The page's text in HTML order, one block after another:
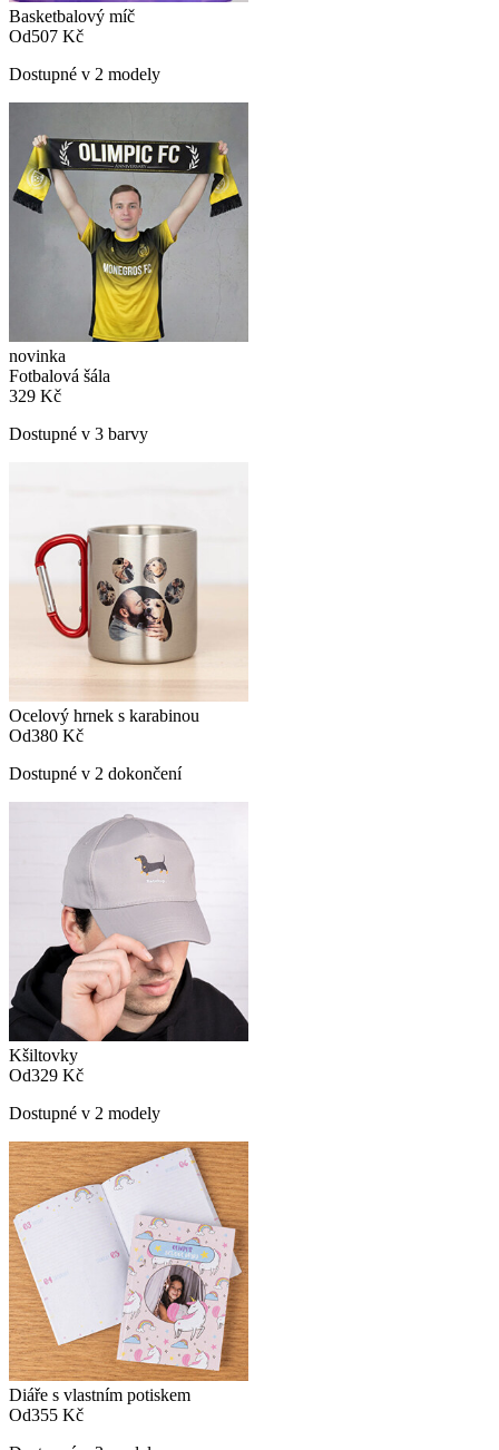
Basketbalový míč
Od507 Kč
Dostupné v 2 modely
novinka
Fotbalová šála
329 Kč
Dostupné v 3 barvy
Ocelový hrnek s karabinou
Od380 Kč
Dostupné v 2 dokončení
Kšiltovky
Od329 Kč
Dostupné v 2 modely
Diáře s vlastním potiskem
Od355 Kč